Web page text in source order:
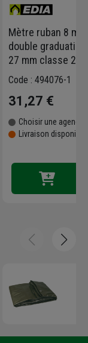
Mètre ruban 8
double
27 mm classe 2
Code : 494076-1
31,27 €
Choisir une agence
Livraison